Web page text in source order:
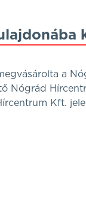
a
Nógrád
Kft.